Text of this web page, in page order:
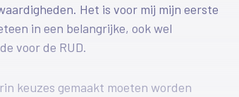
Het is voor mij mijn eerste
in een belangrijke, ook wel
voor de RUD.
keuzes gemaakt moeten worden